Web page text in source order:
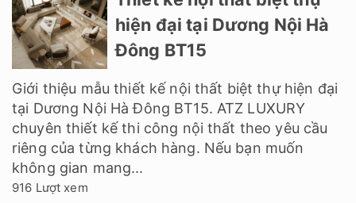
hiện đại tại Dương Nội Hà
Đông BT15
Giới thiệu mẫu thiết kế nội thất biệt thự hiện đại
tại Dương Nội Hà Đông BT15. ATZ LUXURY
chuyên thiết kế thi công nội thất theo yêu cầu
riêng của từng khách hàng. Nếu bạn muốn
không gian mang...
916 Lượt xem